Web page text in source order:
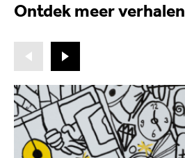
Ontdek meer verhalen